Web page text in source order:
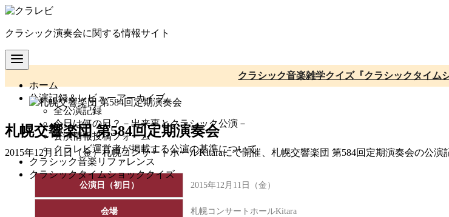
コ
テ
ン
ツ
移
クラシック演奏会に関する情報サイト
ホーム
公演記録＆レビューアーカイブ
全公演記録
今日は何の日？－出来事とクラシック公演－
公演情報投稿フォーム
クラレビ運営者が掲載する公演の基準について
クラシック音楽リファレンス
クラシックタイムショッククイズ
クラシック音楽雑学クイズ『クラシックタイム
札幌交響楽団 第584回定期演奏会
2015年12月11日（金）札幌コンサートホールKitaraにて開催、札幌交響楽団 第584回定期演奏会の公
公演日（初日） 2015年12月11日（金）
会場 札幌コンサートホールKitara